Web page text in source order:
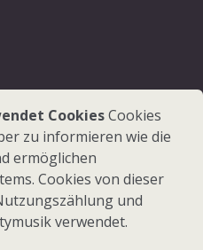
CookiesCookies
zu informieren wie die
ermöglichen
Cookies von dieser
und
verwendet.